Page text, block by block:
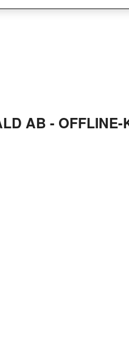
AB - OFFLINE-
devices